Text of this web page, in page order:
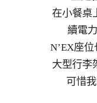
在小餐桌
續電
N’EX座
大型行李
可惜